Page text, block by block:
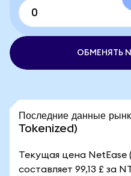
ОБМЕНЯТЬ
Последние данные
Tokenized)
Текущая цена NetEase
составляет 99,13 £ за